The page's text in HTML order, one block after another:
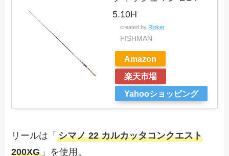
5.10H
created by Rinker
FISHMAN
Amazon
楽天市場
Yahooショッピング
リールは「シマノ 22 カルカッタコンクエスト
200XG 」を使用。